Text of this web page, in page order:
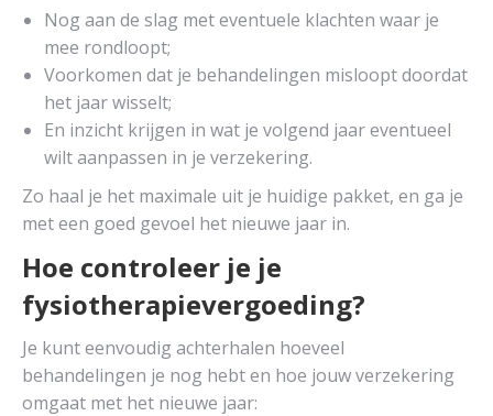
Nog aan de slag met eventuele klachten waar je
mee rondloopt;
Voorkomen dat je behandelingen misloopt doordat
het jaar wisselt;
En inzicht krijgen in wat je volgend jaar eventueel
wilt aanpassen in je verzekering.
Zo haal je het maximale uit je huidige pakket, en ga je
met een goed gevoel het nieuwe jaar in.
Hoe controleer je je
fysiotherapievergoeding?
Je kunt eenvoudig achterhalen hoeveel
behandelingen je nog hebt en hoe jouw verzekering
omgaat met het nieuwe jaar: